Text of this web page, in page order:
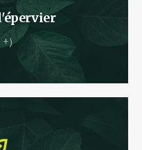
+)